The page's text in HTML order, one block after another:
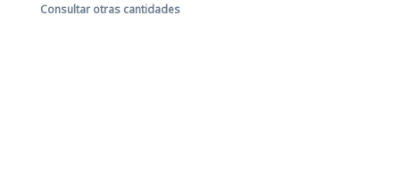
Consultar otras cantidades